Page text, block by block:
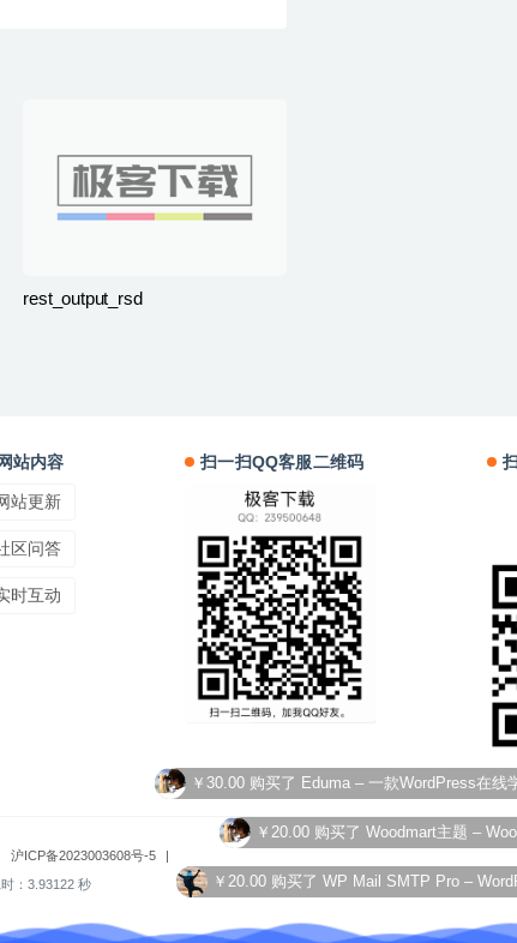
rest_output_rsd
网站内容
站更新
区问答
时互动
扫一扫QQ客服二维码
沪ICP备2023003608号-5
|
：3.93122 秒
￥30.00购买了Eduma – 一款WordPress在线
￥20.00购买了Woodmart主题 –
￥20.00购买了WP Mail SMTP Pro –